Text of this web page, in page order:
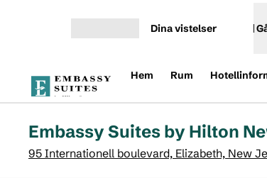
Dina vistelser
Hem Rum
Embassy Suites by Hilton
95 Internationell boulevard, Elizabeth, New